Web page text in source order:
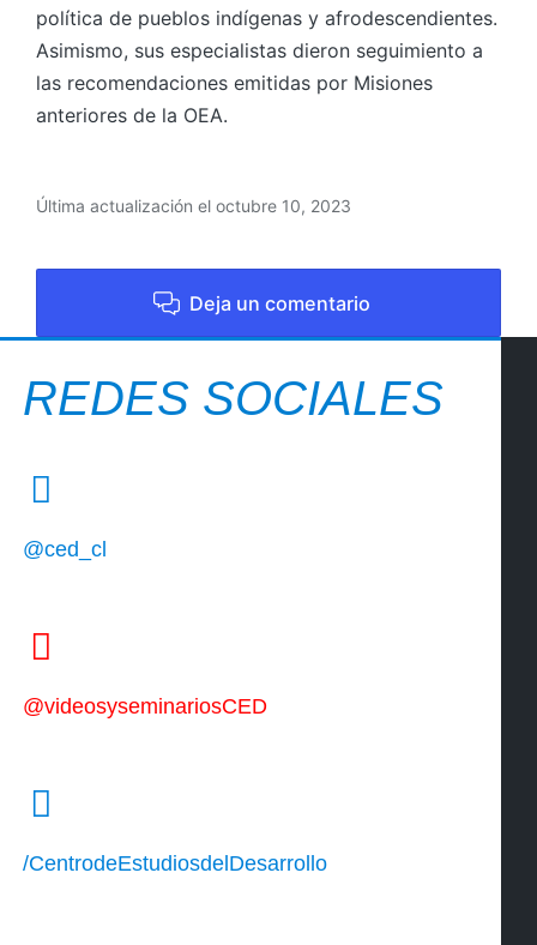
política de pueblos indígenas y afrodescendientes.
Asimismo, sus especialistas dieron seguimiento a
las recomendaciones emitidas por Misiones
anteriores de la OEA.
Última actualización el octubre 10, 2023
Deja un comentario
REDES SOCIALES
@ced_cl
@videosyseminariosCED
/CentrodeEstudiosdelDesarrollo